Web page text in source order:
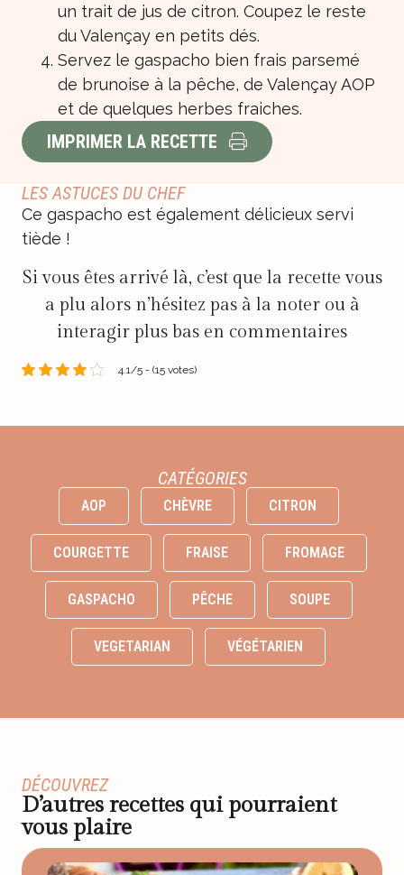
un trait de jus de citron. Coupez le reste
du Valençay en petits dés.
Servez le gaspacho bien frais parsemé
de brunoise à la pêche, de Valençay AOP
et de quelques herbes fraiches.
IMPRIMER LA RECETTE
LES ASTUCES DU CHEF
Ce gaspacho est également délicieux servi
tiède !
Si vous êtes arrivé là, c’est que la recette vous
a plu alors n’hésitez pas à la noter ou à
interagir plus bas en commentaires
4.1/5 - (15 votes)
CATÉGORIES
AOP CHÈVRE CITRON
COURGETTE FRAISE FROMAGE
GASPACHO PÊCHE SOUPE
VEGETARIAN VÉGÉTARIEN
DÉCOUVREZ
D’autres recettes qui pourraient
vous plaire